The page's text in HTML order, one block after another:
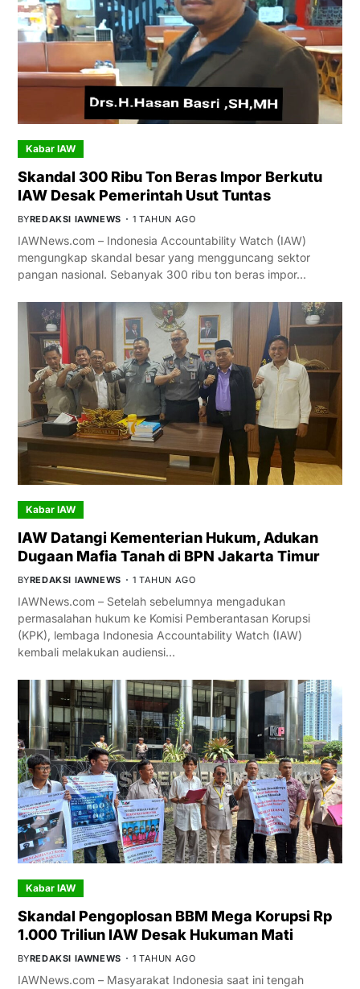
Kabar IAW
Skandal 300 Ribu Ton Beras Impor Berkutu
IAW Desak Pemerintah Usut Tuntas
BYREDAKSI IAWNEWS 1 TAHUN AGO
IAWNews.com – Indonesia Accountability Watch (IAW)
mengungkap skandal besar yang mengguncang sektor
pangan nasional. Sebanyak 300 ribu ton beras impor…
Kabar IAW
IAW Datangi Kementerian Hukum, Adukan
Dugaan Mafia Tanah di BPN Jakarta Timur
BYREDAKSI IAWNEWS 1 TAHUN AGO
IAWNews.com – Setelah sebelumnya mengadukan
permasalahan hukum ke Komisi Pemberantasan Korupsi
(KPK), lembaga Indonesia Accountability Watch (IAW)
kembali melakukan audiensi…
Kabar IAW
Skandal Pengoplosan BBM Mega Korupsi Rp
1.000 Triliun IAW Desak Hukuman Mati
BYREDAKSI IAWNEWS 1 TAHUN AGO
IAWNews.com – Masyarakat Indonesia saat ini tengah